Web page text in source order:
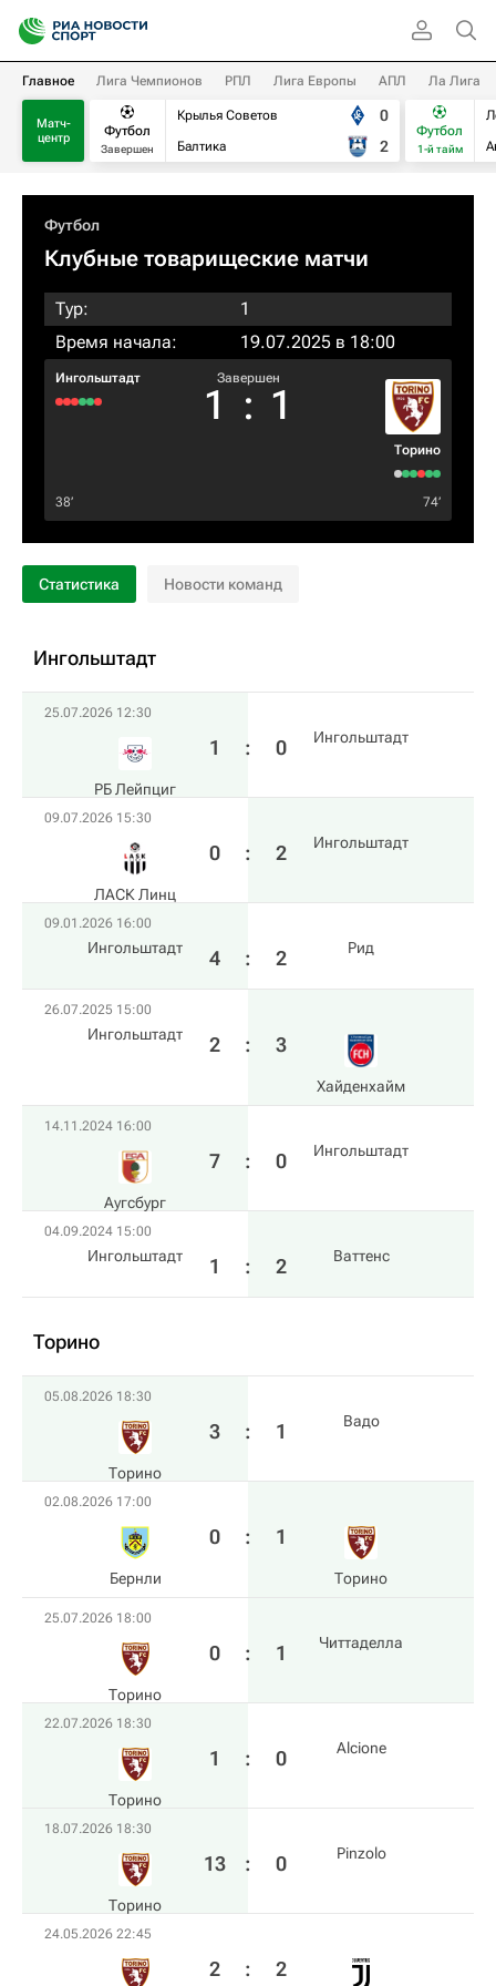
Главное Лига Чемпионов РПЛ Лига Европы АПЛ Ла Лига
Матч-
центр
Футбол
Завершен
Крылья Советов
Балтика
0
2
Футбол
1-й тайм
Футбол
Клубные товарищеские матчи
Тур:
1
Время начала:
19.07.2025 в 18:00
Ингольштадт Завершен
1 : 1
Торино
38‎’‎ 74‎’‎
Статистика Новости команд
Ингольштадт
25.07.2026 12:30
РБ Лейпциг
1 : 0 Ингольштадт
09.07.2026 15:30
ЛАСК Линц
0 : 2 Ингольштадт
09.01.2026 16:00
Ингольштадт 4 : 2 Рид
26.07.2025 15:00
Ингольштадт 2 : 3
Хайденхайм
14.11.2024 16:00
Аугсбург
7 : 0 Ингольштадт
04.09.2024 15:00
Ингольштадт 1 : 2 Ваттенс
Торино
05.08.2026 18:30
Торино
3 : 1 Вадо
02.08.2026 17:00
Бернли
0 : 1
Торино
25.07.2026 18:00
Торино
0 : 1 Читтаделла
22.07.2026 18:30
Торино
1 : 0 Alcione
18.07.2026 18:30
Торино
13 : 0 Pinzolo
24.05.2026 22:45
2 : 2